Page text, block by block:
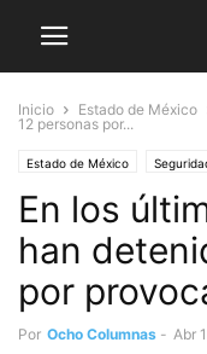
Inicio Estado de México
12 personas por...
Estado de México
En los
han
por
Por Ocho Columnas - Abr